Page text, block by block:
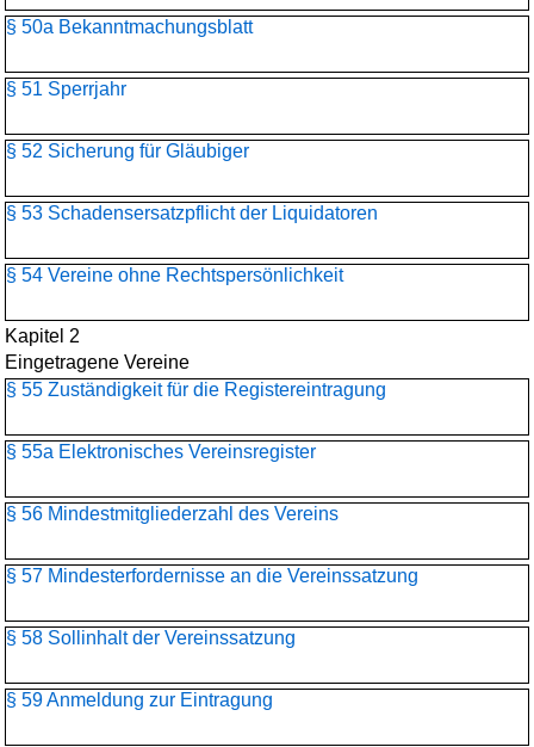
§ 50a Bekanntmachungsblatt
§ 51 Sperrjahr
§ 52 Sicherung für Gläubiger
§ 53 Schadensersatzpflicht der Liquidatoren
§ 54 Vereine ohne Rechtspersönlichkeit
Kapitel 2
Eingetragene Vereine
§ 55 Zuständigkeit für die Registereintragung
§ 55a Elektronisches Vereinsregister
§ 56 Mindestmitgliederzahl des Vereins
§ 57 Mindesterfordernisse an die Vereinssatzung
§ 58 Sollinhalt der Vereinssatzung
§ 59 Anmeldung zur Eintragung